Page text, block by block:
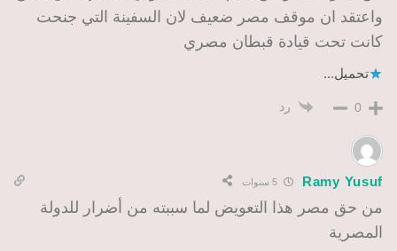
واعتقد ان موقف مصر ضعيف لان السفينة التي جنحت
كانت تحت قيادة قبطان مصري
تحميل...
0 رد
Ramy Yusuf
من حق مصر هذا التعويض لما سببته من أضرار للدولة
المصرية